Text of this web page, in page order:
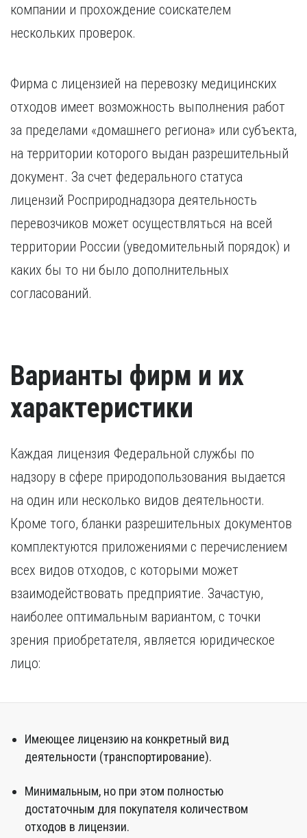
компании и прохождение соискателем
нескольких проверок.
Фирма с лицензией на перевозку медицинских
отходов имеет возможность выполнения работ
за пределами «домашнего региона» или субъекта,
на территории которого выдан разрешительный
документ. За счет федерального статуса
лицензий Росприроднадзора деятельность
перевозчиков может осуществляться на всей
территории России (уведомительный порядок) и
каких бы то ни было дополнительных
согласований.
Варианты фирм и их
характеристики
Каждая лицензия Федеральной службы по
надзору в сфере природопользования выдается
на один или несколько видов деятельности.
Кроме того, бланки разрешительных документов
комплектуются приложениями с перечислением
всех видов отходов, с которыми может
взаимодействовать предприятие. Зачастую,
наиболее оптимальным вариантом, с точки
зрения приобретателя, является юридическое
лицо:
Имеющее лицензию на конкретный вид
деятельности (транспортирование).
Минимальным, но при этом полностью
достаточным для покупателя количеством
отходов в лицензии.